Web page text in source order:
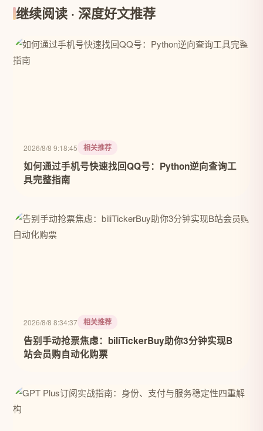
继续阅读 · 深度好文推荐
2026/8/8 9:18:45 相关推荐
如何通过手机号快速找回QQ号：Python逆向查询工
具完整指南
2026/8/8 8:34:37 相关推荐
告别手动抢票焦虑：biliTickerBuy助你3分钟实现B
站会员购自动化购票